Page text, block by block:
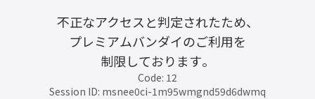
不正なアクセスと判定されたため、
プレミアムバンダイのご利用を
制限しております。
Code: 12
Session ID: msnee0ci-1m95wmgnd59d6dwmq